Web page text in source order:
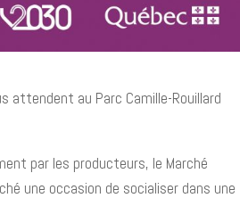
attendent au Parc Camille-Rouillard
par les producteurs, le Marché
une occasion de socialiser dans une